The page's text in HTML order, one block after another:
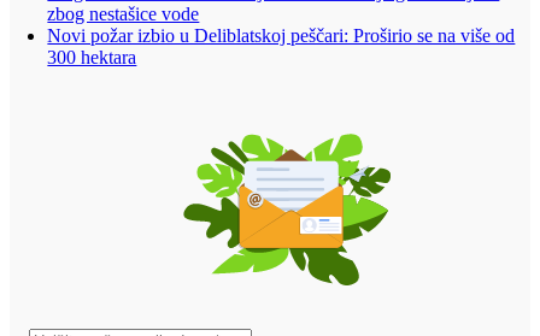
zbog nestašice vode
Novi požar izbio u Deliblatskoj peščari: Proširio se na više od
300 hektara